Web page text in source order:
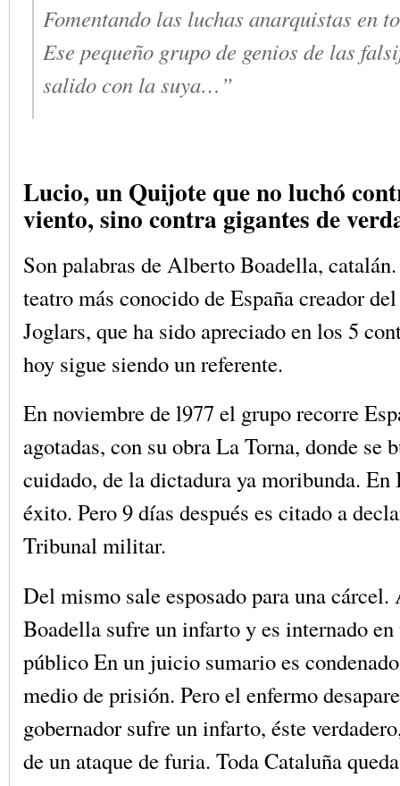
Fomentando las luchas anarquistas en
Ese pequeño grupo de genios de las
salido con la suya…”
Lucio, un Quijote que no luchó
viento, sino contra gigantes de
Son palabras de Alberto Boadella,
teatro más conocido de España creador
Joglars, que ha sido apreciado en los 5
hoy sigue siendo un referente.
En noviembre de l977 el grupo recorre
agotadas, con su obra La Torna, donde se
cuidado, de la dictadura ya moribunda. En
éxito. Pero 9 días después es citado a
Tribunal militar.
Del mismo sale esposado para una cárcel.
Boadella sufre un infarto y es internado
público En un juicio sumario es
medio de prisión. Pero el enfermo
gobernador sufre un infarto, éste
de un ataque de furia. Toda Cataluña